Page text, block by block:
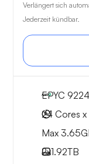
Verlängert sich
Jederzeit kündbar.
EPYC 9224
24 Cores x
Max
2x1.92TB